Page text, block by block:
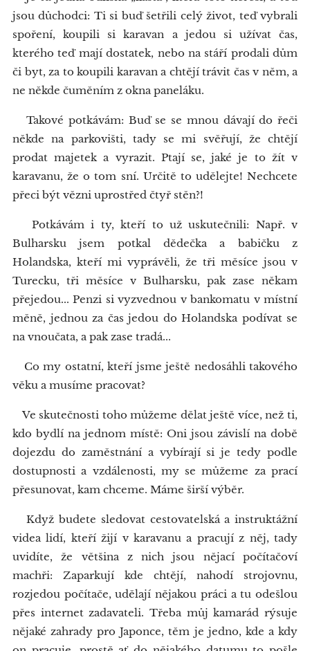
jsou důchodci: Ti si buď šetřili celý život, teď vybrali
spoření, koupili si karavan a jedou si užívat čas,
kterého teď mají dostatek, nebo na stáří prodali dům
či byt, za to koupili karavan a chtějí trávit čas v něm, a
ne někde čuměním z okna paneláku.
Takové potkávám: Buď se se mnou dávají do řeči
někde na parkovišti, tady se mi svěřují, že chtějí
prodat majetek a vyrazit. Ptají se, jaké je to žít v
karavanu, že o tom sní. Určitě to udělejte! Nechcete
přeci být vězni uprostřed čtyř stěn?!
Potkávám i ty, kteří to už uskutečnili: Např. v
Bulharsku jsem potkal dědečka a babičku z
Holandska, kteří mi vyprávěli, že tři měsíce jsou v
Turecku, tři měsíce v Bulharsku, pak zase někam
přejedou... Penzi si vyzvednou v bankomatu v místní
měně, jednou za čas jedou do Holandska podívat se
na vnoučata, a pak zase tradá...
Co my ostatní, kteří jsme ještě nedosáhli takového
věku a musíme pracovat?
Ve skutečnosti toho můžeme dělat ještě více, než ti,
kdo bydlí na jednom místě: Oni jsou závislí na době
dojezdu do zaměstnání a vybírají si je tedy podle
dostupnosti a vzdálenosti, my se můžeme za prací
přesunovat, kam chceme. Máme širší výběr.
Když budete sledovat cestovatelská a instruktážní
videa lidí, kteří žijí v karavanu a pracují z něj, tady
uvidíte, že většina z nich jsou nějací počítačoví
machři: Zaparkují kde chtějí, nahodí strojovnu,
rozjedou počítače, udělají nějakou práci a tu odešlou
přes internet zadavateli. Třeba můj kamarád rýsuje
nějaké zahrady pro Japonce, těm je jedno, kde a kdy